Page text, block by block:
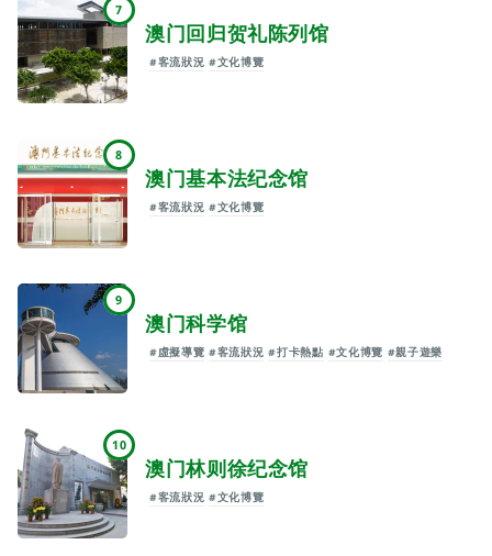
7
澳门回归贺礼陈列馆
#客流狀況 #文化博覽
8
澳门基本法纪念馆
#客流狀況 #文化博覽
9
澳门科学馆
#虛擬導覽 #客流狀況 #打卡熱點 #文化博覽 #親子遊樂
10
澳门林则徐纪念馆
#客流狀況 #文化博覽